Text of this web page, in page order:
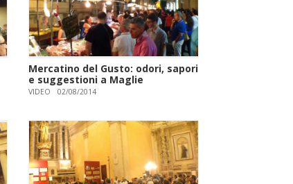
Mercatino del Gusto: odori, sapori
e suggestioni a Maglie
VIDEO 02/08/2014